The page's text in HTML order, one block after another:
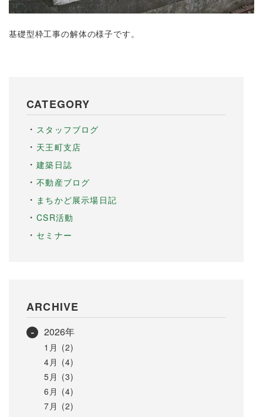
基礎型枠工事の解体の様子です。
CATEGORY
スタッフブログ
天王町支店
建築日誌
不動産ブログ
まちかど展示場日記
CSR活動
セミナー
ARCHIVE
2026年
1月 (2)
4月 (4)
5月 (3)
6月 (4)
7月 (2)